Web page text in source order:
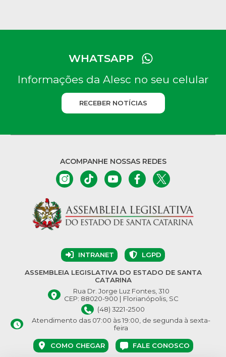
WHATSAPP
Informações da Alesc no seu celular
RECEBER NOTÍCIAS
ACOMPANHE NOSSAS REDES
INTRANET LGPD
ASSEMBLEIA LEGISLATIVA DO ESTADO DE SANTA
CATARINA
Rua Dr. Jorge Luz Fontes, 310
CEP: 88020-900 | Florianópolis, SC
(48) 3221-2500
Atendimento das 07:00 às 19:00, de segunda à sexta-
feira
COMO CHEGAR FALE CONOSCO